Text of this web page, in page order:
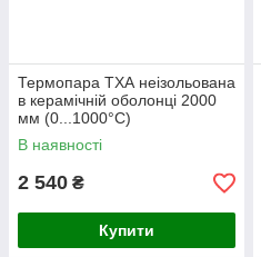
Термопара ТХА неізольована
в керамічній оболонці 2000
мм (0...1000°C)
В наявності
2 540 ₴
Купити